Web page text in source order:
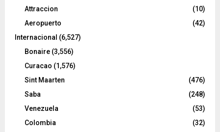
Attraccion
(10)
Aeropuerto
(42)
Internacional (6,527)
Bonaire (3,556)
Curacao (1,576)
Sint Maarten
(476)
Saba
(248)
Venezuela
(53)
Colombia
(32)